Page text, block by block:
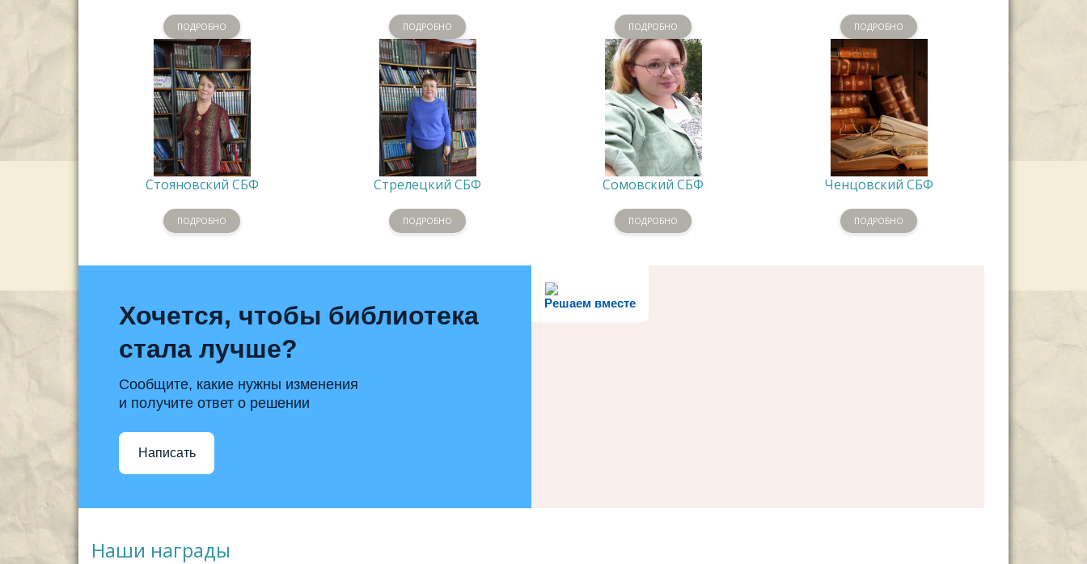
ПОДРОБНО ПОДРОБНО ПОДРОБНО ПОДРОБНО
Стояновский СБФ
ПОДРОБНО
Стрелецкий СБФ
ПОДРОБНО
Сомовский СБФ
ПОДРОБНО
Ченцовский СБФ
ПОДРОБНО
Решаем вместе
Хочется, чтобы библиотека
стала лучше?
Сообщите, какие нужны изменения
и получите ответ о решении
Написать
Наши награды